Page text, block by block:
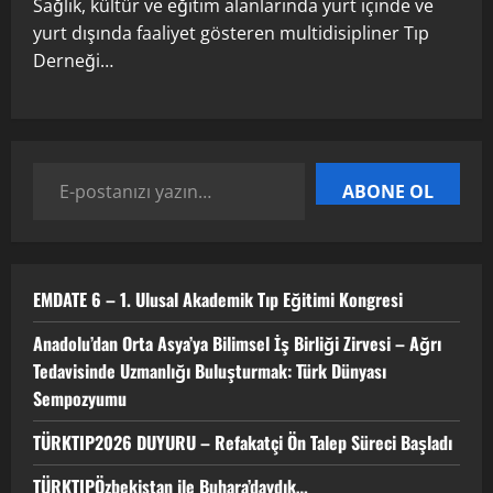
TÜRKTIP2026 DUYURU – Refakatçi Ön
Talep Süreci Başladı
TÜRKTIPÖzbekistan ile Buhara’daydık…
5
TÜRKTIP Kosova ile balkanlardaydık…
8 Nisan 2026
Sağlık, kültür ve eğitim alanlarında yurt içinde ve
yurt dışında faaliyet gösteren multidisipliner Tıp
Derneği…
ABONE OL
EMDATE 6 – 1. Ulusal Akademik Tıp Eğitimi Kongresi
Anadolu’dan Orta Asya’ya Bilimsel İş Birliği Zirvesi – Ağrı
Tedavisinde Uzmanlığı Buluşturmak: Türk Dünyası
Sempozyumu
TÜRKTIP2026 DUYURU – Refakatçi Ön Talep Süreci Başladı
TÜRKTIPÖzbekistan ile Buhara’daydık…